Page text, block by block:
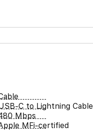
C to Lightning Cable
Mbps
MFi-certified